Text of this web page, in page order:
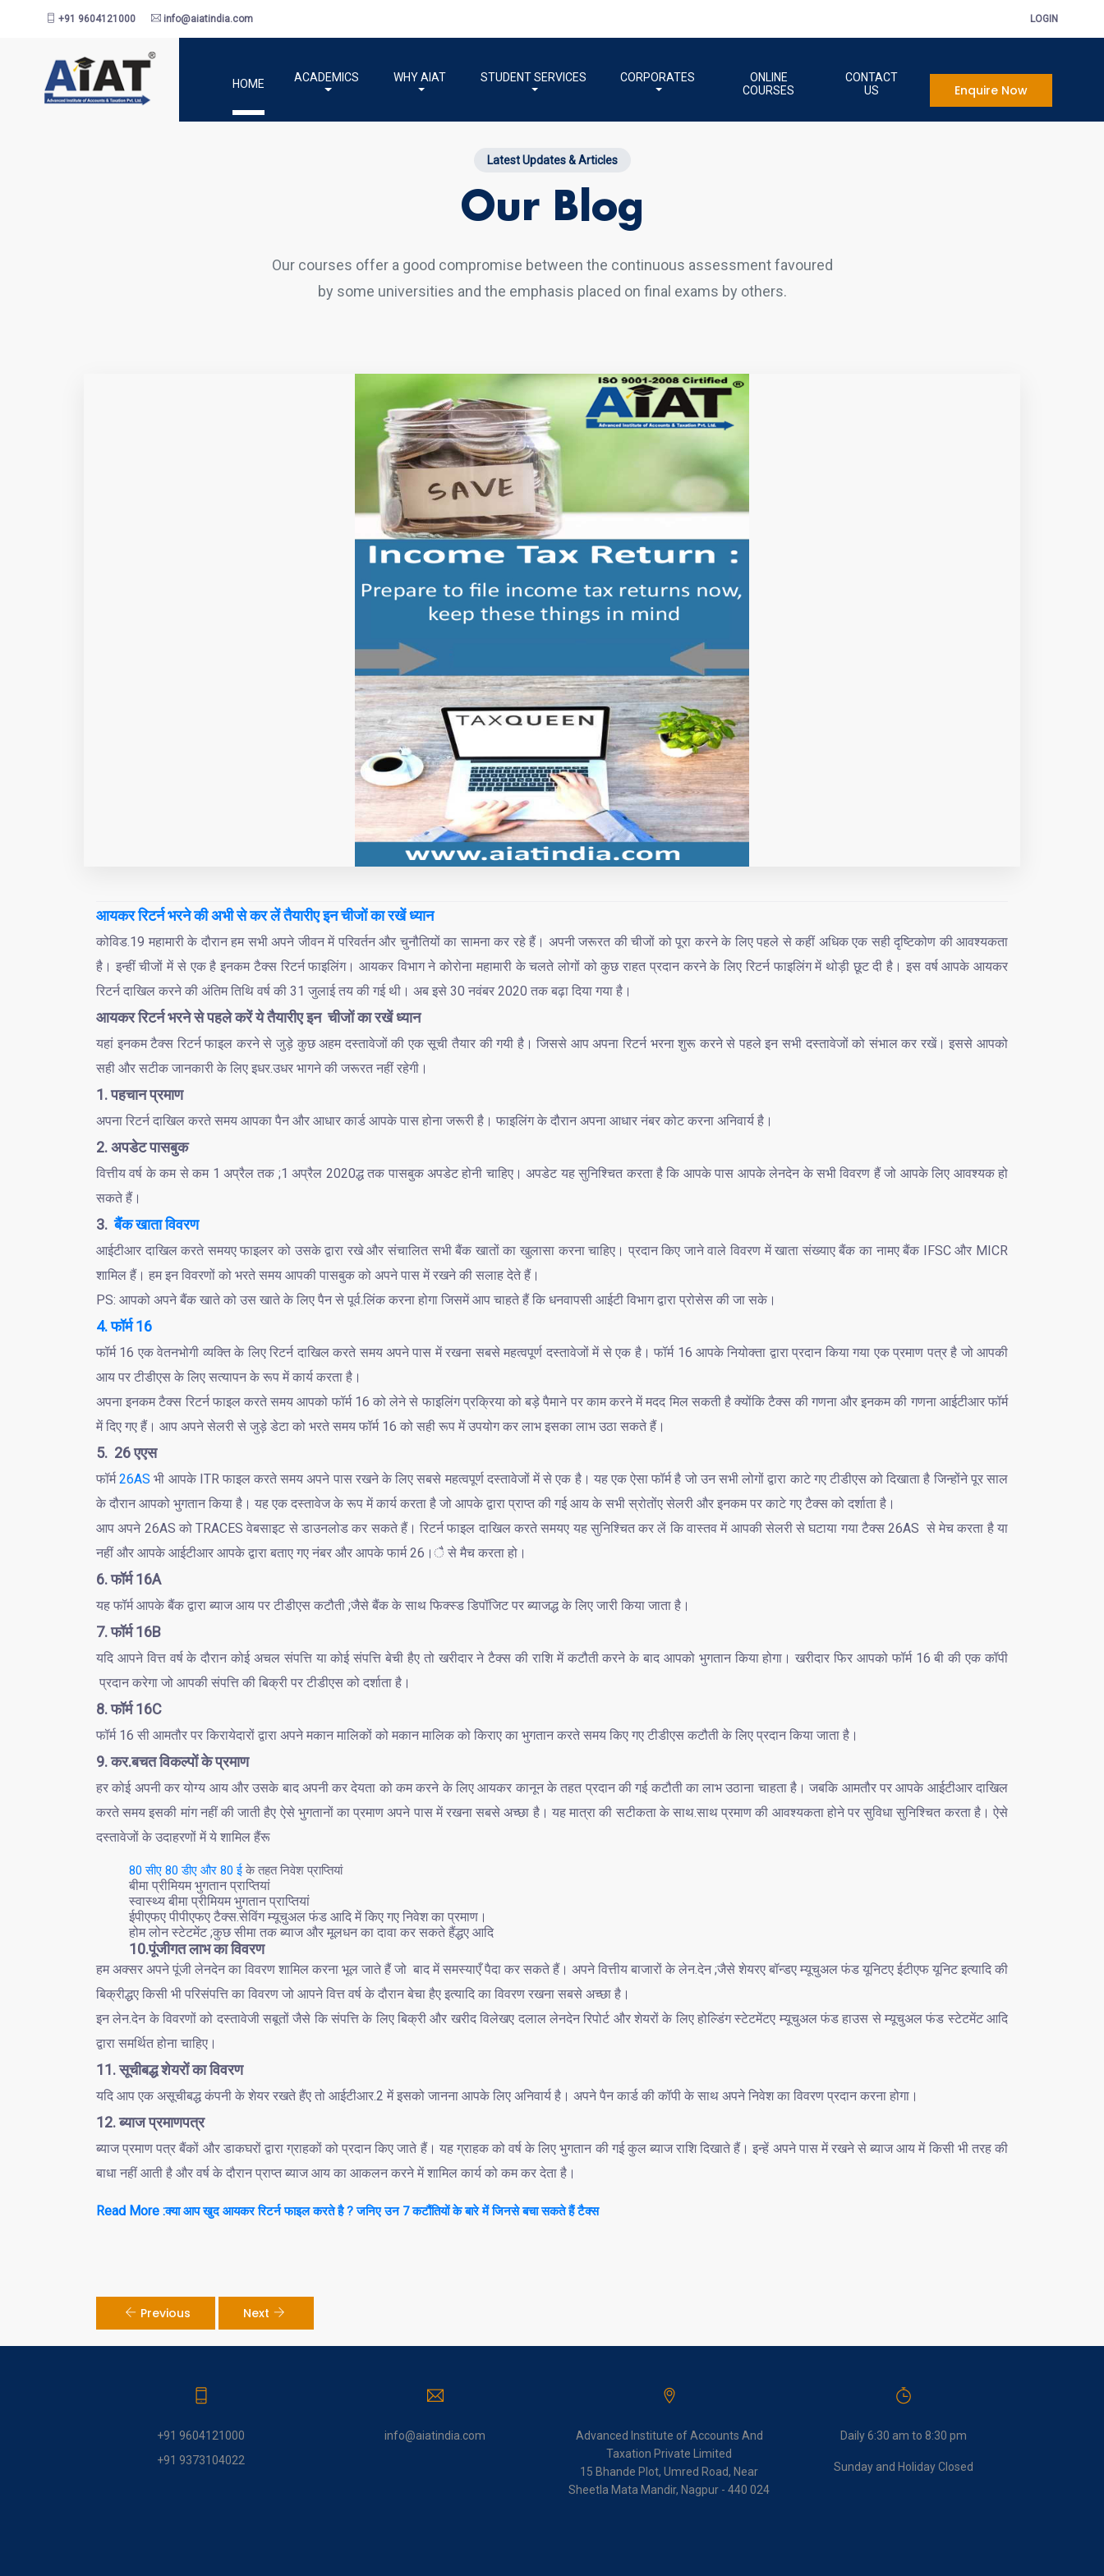
+91 9604121000 info@aiatindia.com LOGIN
HOME ACADEMICS WHY AIAT STUDENT SERVICES CORPORATES
ONLINE
COURSES
CONTACT
US
Enquire Now
Latest Updates & Articles
Our Blog
Our courses offer a good compromise between the continuous assessment favoured
by some universities and the emphasis placed on final exams by others.
आयकर रिटर्न भरने की अभी से कर लें तैयारीए इन चीजों का रखें ध्यान
कोविड.19 महामारी के दौरान हम सभी अपने जीवन में परिवर्तन और चुनौतियों का सामना कर रहे हैं। अपनी जरूरत की चीजों को पूरा करने के लिए पहले से कहीं अधिक एक सही दृष्टिकोण की आवश्यकता
है। इन्हीं चीजों में से एक है इनकम टैक्स रिटर्न फाइलिंग। आयकर विभाग ने कोरोना महामारी के चलते लोगों को कुछ राहत प्रदान करने के लिए रिटर्न फाइलिंग में थोड़ी छूट दी है। इस वर्ष आपके आयकर
रिटर्न दाखिल करने की अंतिम तिथि वर्ष की 31 जुलाई तय की गई थी। अब इसे 30 नवंबर 2020 तक बढ़ा दिया गया है।
आयकर रिटर्न भरने से पहले करें ये तैयारीए इन चीजों का रखें ध्यान
यहां इनकम टैक्स रिटर्न फाइल करने से जुड़े कुछ अहम दस्तावेजों की एक सूची तैयार की गयी है। जिससे आप अपना रिटर्न भरना शुरू करने से पहले इन सभी दस्तावेजों को संभाल कर रखें। इससे आपको
सही और सटीक जानकारी के लिए इधर.उधर भागने की जरूरत नहीं रहेगी।
1. पहचान प्रमाण
अपना रिटर्न दाखिल करते समय आपका पैन और आधार कार्ड आपके पास होना जरूरी है। फाइलिंग के दौरान अपना आधार नंबर कोट करना अनिवार्य है।
2. अपडेट पासबुक
वित्तीय वर्ष के कम से कम 1 अप्रैल तक ;1 अप्रैल 2020द्ध तक पासबुक अपडेट होनी चाहिए। अपडेट यह सुनिश्चित करता है कि आपके पास आपके लेनदेन के सभी विवरण हैं जो आपके लिए आवश्यक हो
सकते हैं।
3.बैंक खाता विवरण
आईटीआर दाखिल करते समयए फाइलर को उसके द्वारा रखे और संचालित सभी बैंक खातों का खुलासा करना चाहिए। प्रदान किए जाने वाले विवरण में खाता संख्याए बैंक का नामए बैंक IFSC और MICR
शामिल हैं। हम इन विवरणों को भरते समय आपकी पासबुक को अपने पास में रखने की सलाह देते हैं।
PS: आपको अपने बैंक खाते को उस खाते के लिए पैन से पूर्व.लिंक करना होगा जिसमें आप चाहते हैं कि धनवापसी आईटी विभाग द्वारा प्रोसेस की जा सके।
4. फॉर्म 16
फॉर्म 16 एक वेतनभोगी व्यक्ति के लिए रिटर्न दाखिल करते समय अपने पास में रखना सबसे महत्वपूर्ण दस्तावेजों में से एक है। फॉर्म 16 आपके नियोक्ता द्वारा प्रदान किया गया एक प्रमाण पत्र है जो आपकी
आय पर टीडीएस के लिए सत्यापन के रूप में कार्य करता है।
अपना इनकम टैक्स रिटर्न फाइल करते समय आपको फॉर्म 16 को लेने से फाइलिंग प्रक्रिया को बड़े पैमाने पर काम करने में मदद मिल सकती है क्योंकि टैक्स की गणना और इनकम की गणना आईटीआर फॉर्म
में दिए गए हैं। आप अपने सेलरी से जुड़े डेटा को भरते समय फॉर्म 16 को सही रूप में उपयोग कर लाभ इसका लाभ उठा सकते हैं।
5. 26 एएस
फॉर्म26AS भी आपके ITR फाइल करते समय अपने पास रखने के लिए सबसे महत्वपूर्ण दस्तावेजों में से एक है। यह एक ऐसा फॉर्म है जो उन सभी लोगों द्वारा काटे गए टीडीएस को दिखाता है जिन्होंने पूर साल
के दौरान आपको भुगतान किया है। यह एक दस्तावेज के रूप में कार्य करता है जो आपके द्वारा प्राप्त की गई आय के सभी स्रोतोंए सेलरी और इनकम पर काटे गए टैक्स को दर्शाता है।
आप अपने 26AS को TRACES वेबसाइट से डाउनलोड कर सकते हैं। रिटर्न फाइल दाखिल करते समयए यह सुनिश्चित कर लें कि वास्तव में आपकी सेलरी से घटाया गया टैक्स 26AS से मेच करता है या
नहीं और आपके आईटीआर आपके द्वारा बताए गए नंबर और आपके फार्म 26।ै से मैच करता हो।
6. फॉर्म 16A
यह फॉर्म आपके बैंक द्वारा ब्याज आय पर टीडीएस कटौती ;जैसे बैंक के साथ फिक्स्ड डिपॉजिट पर ब्याजद्ध के लिए जारी किया जाता है।
7. फॉर्म 16B
यदि आपने वित्त वर्ष के दौरान कोई अचल संपत्ति या कोई संपत्ति बेची हैए तो खरीदार ने टैक्स की राशि में कटौती करने के बाद आपको भुगतान किया होगा। खरीदार फिर आपको फॉर्म 16 बी की एक कॉपी
प्रदान करेगा जो आपकी संपत्ति की बिक्री पर टीडीएस को दर्शाता है।
8. फॉर्म 16C
फॉर्म 16 सी आमतौर पर किरायेदारों द्वारा अपने मकान मालिकों को मकान मालिक को किराए का भुगतान करते समय किए गए टीडीएस कटौती के लिए प्रदान किया जाता है।
9. कर.बचत विकल्पों के प्रमाण
हर कोई अपनी कर योग्य आय और उसके बाद अपनी कर देयता को कम करने के लिए आयकर कानून के तहत प्रदान की गई कटौती का लाभ उठाना चाहता है। जबकि आमतौर पर आपके आईटीआर दाखिल
करते समय इसकी मांग नहीं की जाती हैए ऐसे भुगतानों का प्रमाण अपने पास में रखना सबसे अच्छा है। यह मात्रा की सटीकता के साथ.साथ प्रमाण की आवश्यकता होने पर सुविधा सुनिश्चित करता है। ऐसे
दस्तावेजों के उदाहरणों में ये शामिल हैंरू
80 सीए 80 डीए और 80 ईके तहत निवेश प्राप्तियां
बीमा प्रीमियम भुगतान प्राप्तियां
स्वास्थ्य बीमा प्रीमियम भुगतान प्राप्तियां
ईपीएफए पीपीएफए टैक्स.सेविंग म्यूचुअल फंड आदि में किए गए निवेश का प्रमाण।
होम लोन स्टेटमेंट ;कुछ सीमा तक ब्याज और मूलधन का दावा कर सकते हैंद्धए आदि
10.पूंजीगत लाभ का विवरण
हम अक्सर अपने पूंजी लेनदेन का विवरण शामिल करना भूल जाते हैं जो बाद में समस्याएँ पैदा कर सकते हैं। अपने वित्तीय बाजारों के लेन.देन ;जैसे शेयरए बॉन्डए म्यूचुअल फंड यूनिटए ईटीएफ यूनिट इत्यादि की
बिक्रीद्धए किसी भी परिसंपत्ति का विवरण जो आपने वित्त वर्ष के दौरान बेचा हैए इत्यादि का विवरण रखना सबसे अच्छा है।
इन लेन.देन के विवरणों को दस्तावेजी सबूतों जैसे कि संपत्ति के लिए बिक्री और खरीद विलेखए दलाल लेनदेन रिपोर्ट और शेयरों के लिए होल्डिंग स्टेटमेंटए म्यूचुअल फंड हाउस से म्यूचुअल फंड स्टेटमेंट आदि
द्वारा समर्थित होना चाहिए।
11. सूचीबद्ध शेयरों का विवरण
यदि आप एक असूचीबद्ध कंपनी के शेयर रखते हैंए तो आईटीआर.2 में इसको जानना आपके लिए अनिवार्य है। अपने पैन कार्ड की कॉपी के साथ अपने निवेश का विवरण प्रदान करना होगा।
12. ब्याज प्रमाणपत्र
ब्याज प्रमाण पत्र बैंकों और डाकघरों द्वारा ग्राहकों को प्रदान किए जाते हैं। यह ग्राहक को वर्ष के लिए भुगतान की गई कुल ब्याज राशि दिखाते हैं। इन्हें अपने पास में रखने से ब्याज आय में किसी भी तरह की
बाधा नहीं आती है और वर्ष के दौरान प्राप्त ब्याज आय का आकलन करने में शामिल कार्य को कम कर देता है।
Read More :क्या आप खुद आयकर रिटर्न फाइल करते है ? जनिए उन 7 कटौंतियों के बारे में जिनसे बचा सकते हैं टैक्स
Previous Next
+91 9604121000
+91 9373104022
info@aiatindia.com
Advanced Institute of Accounts And
Taxation Private Limited
15 Bhande Plot, Umred Road, Near
Sheetla Mata Mandir, Nagpur - 440 024
Daily 6:30 am to 8:30 pm
Sunday and Holiday Closed